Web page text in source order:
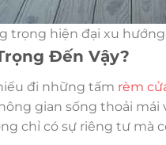
trọng hiện đại xu
Đến Vậy?
đi những tấm rèm
gian sống thoải
chỉ có sự riêng tư mà